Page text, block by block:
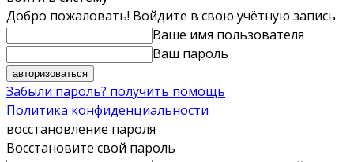
Добро пожаловать! Войдите в свою учётную запись
Ваше имя пользователя
Ваш пароль
Забыли пароль? получить помощь
Политика конфиденциальности
восстановление пароля
Восстановите свой пароль